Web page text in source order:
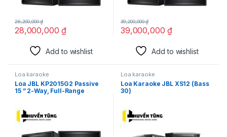
28,000,000₫
28,200,000₫
Add to wishlist
39,000,000₫
39,200,000₫
Add to wishlist
Loa karaoke
Loa JBL KP2015G2 Passive
15 ” 2-Way, Full-Range
Loa karaoke
Loa Karaoke JBL XS12 (Bass
30)